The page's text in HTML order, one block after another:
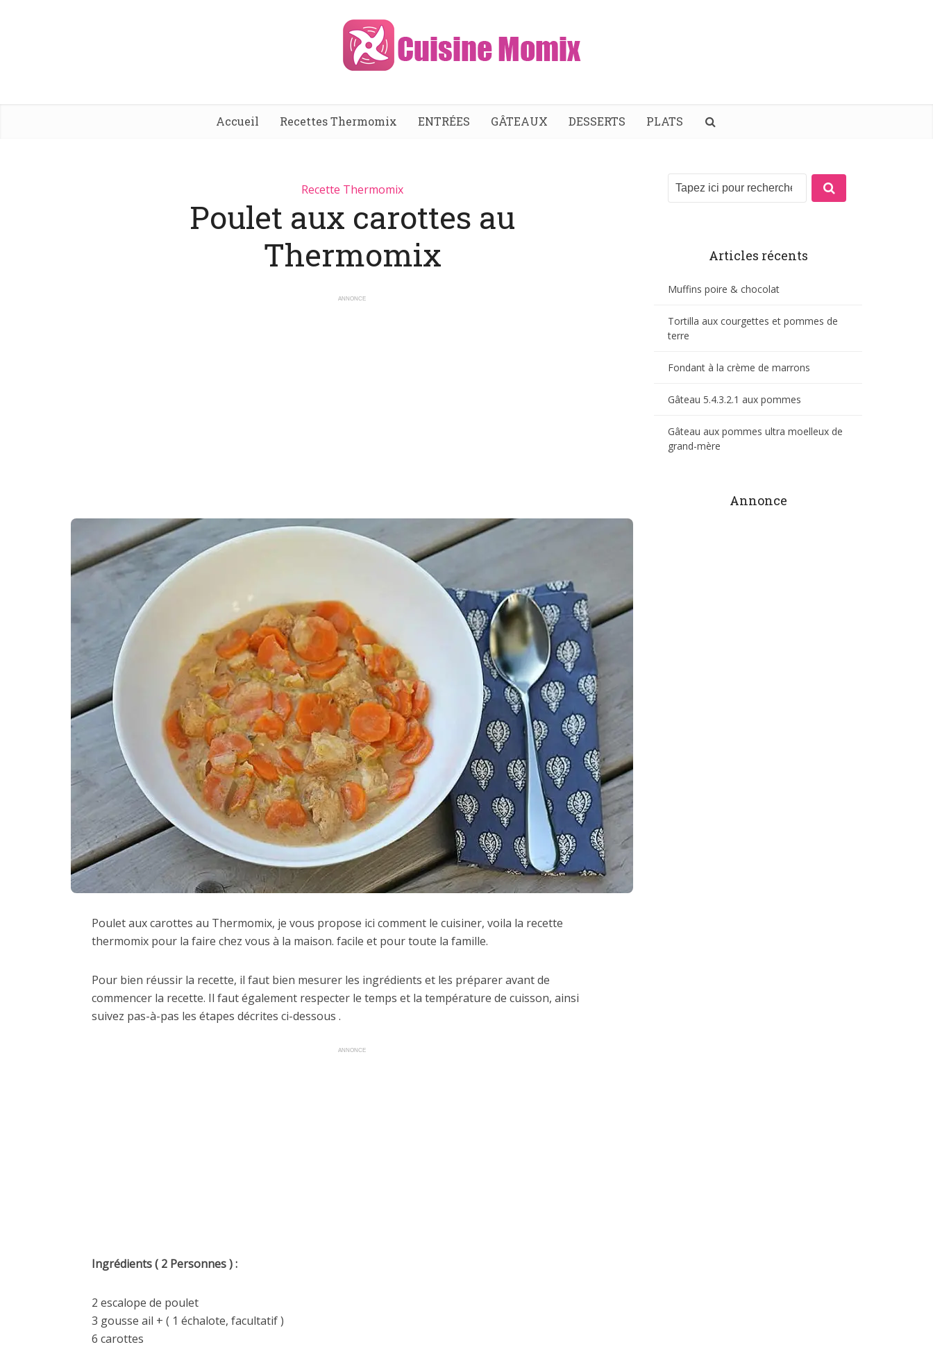
Accueil Recettes Thermomix ENTRÉES GÂTEAUX DESSERTS PLATS
Recette Thermomix
Poulet aux carottes au
Thermomix
ANNONCE
Poulet aux carottes au Thermomix, je vous propose ici comment le cuisiner, voila la recette
thermomix pour la faire chez vous à la maison. facile et pour toute la famille.
Pour bien réussir la recette, il faut bien mesurer les ingrédients et les préparer avant de
commencer la recette. Il faut également respecter le temps et la température de cuisson, ainsi
suivez pas-à-pas les étapes décrites ci-dessous .
ANNONCE
Ingrédients ( 2 Personnes ) :
2 escalope de poulet
3 gousse ail + ( 1 échalote, facultatif )
6 carottes
Articles récents
Muffins poire & chocolat
Tortilla aux courgettes et pommes de
terre
Fondant à la crème de marrons
Gâteau 5.4.3.2.1 aux pommes
Gâteau aux pommes ultra moelleux de
grand-mère
Annonce